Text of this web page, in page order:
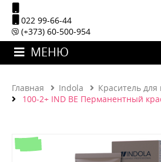
022 99-66-44
(+373) 60-500-954
МЕНЮ
Главная Indola
Краситель для
100-2+ IND BE Перманентный